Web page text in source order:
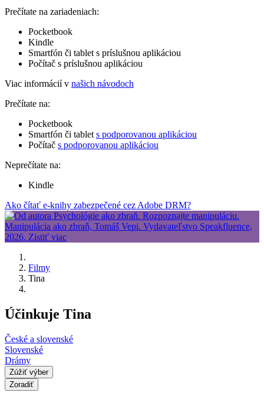
Prečítate na zariadeniach:
Pocketbook
Kindle
Smartfón či tablet s príslušnou aplikáciou
Počítač s príslušnou aplikáciou
Viac informácií v našich návodoch
Prečítate na:
Pocketbook
Smartfón či tablet s podporovanou aplikáciou
Počítač s podporovanou aplikáciou
Neprečítate na:
Kindle
Ako čítať e-knihy zabezpečené cez Adobe DRM?
Filmy
Tina
Účinkuje Tina
České a slovenské
Slovenské
Drámy
Zúžiť výber
Zoradiť